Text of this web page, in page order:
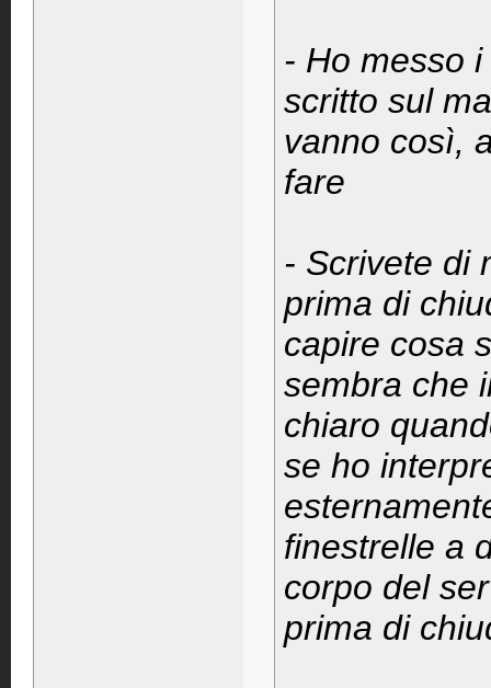
- Ho messo
scritto sul
vanno così,
fare
- Scrivete di
prima di
capire cosa
sembra che
chiaro
se ho
finestrelle a
corpo del
prima di